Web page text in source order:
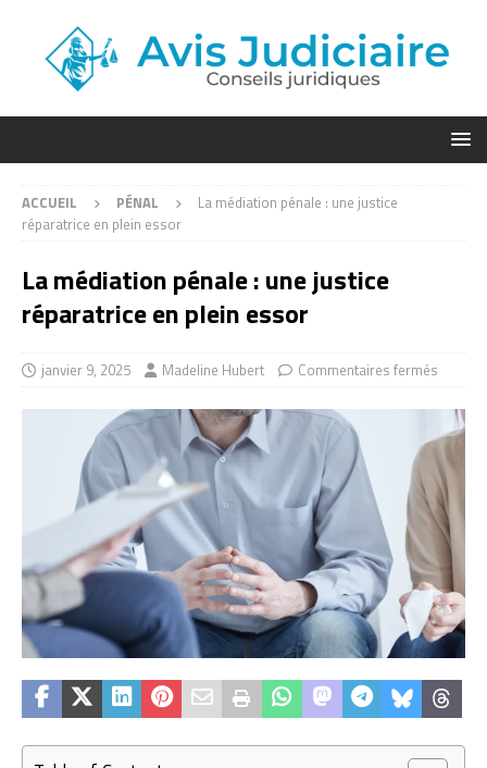
ACCUEIL PÉNAL
La médiation pénale : une justice
réparatrice en plein essor
La médiation pénale : une justice
réparatrice en plein essor
janvier 9, 2025 Madeline Hubert Commentaires fermés